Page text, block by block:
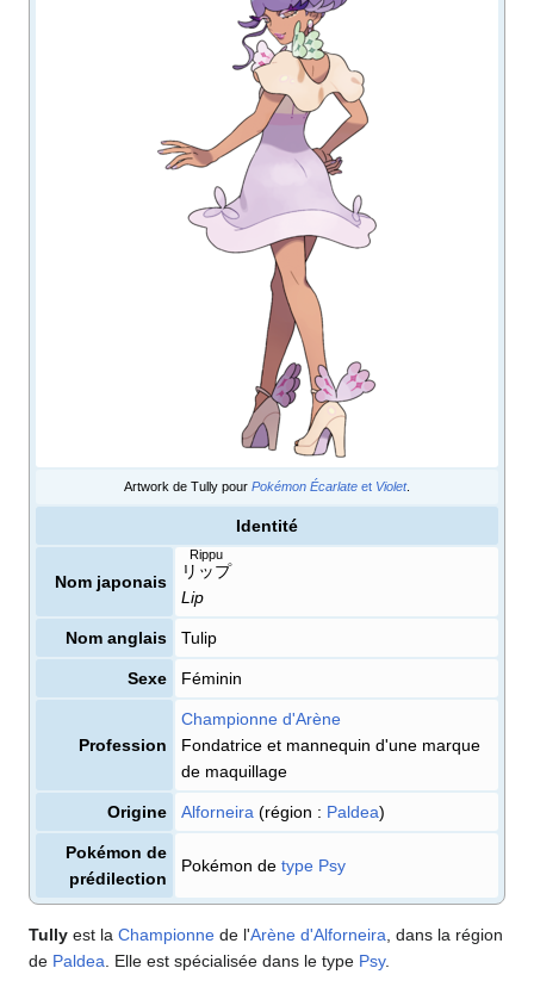
Artwork de Tully pour Pokémon Écarlate et Violet.
Identité
Nom japonais
リップ
Rippu
Lip
Nom anglais Tulip
Sexe Féminin
Profession
Championne d'Arène
Fondatrice et mannequin d'une marque
de maquillage
Origine Alforneira (région : Paldea)
Pokémon de
prédilection
Pokémon de type Psy
Tully est la Championne de l'Arène d'Alforneira , dans la région
de Paldea . Elle est spécialisée dans le type Psy.